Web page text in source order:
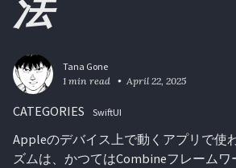
Tana Gone
1 min read
April 22, 2025
CATEGORIES SwiftUI
Appleのデバイス上で動くアプリで使
ズムは、かつてはCombineフレーム